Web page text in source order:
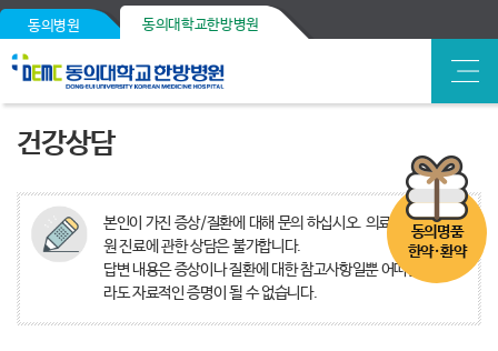
동의병원 동의대학교한방병원
동의명품
한약·환약
건강상담
본인이 가진 증상/질환에 대해 문의 하십시오. 의료분쟁, 타병
원 진료에 관한 상담은 불가합니다.
답변 내용은 증상이나 질환에 대한 참고사항일뿐 어떠한 경우
라도 자료적인 증명이 될 수 없습니다.